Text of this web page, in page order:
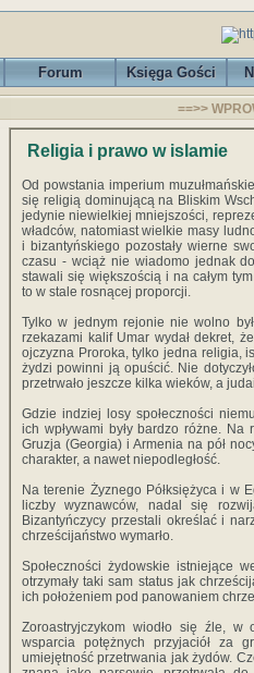
Forum Księga Gości
==>>
Religia i prawo w islamie
Od powstania imperium
się religią dominującą na Bliskim
jedynie niewielkiej mniejszości,
władców, natomiast wielkie masy
i bizantyńskiego pozostały wierne
czasu - wciąż nie wiadomo jednak
stawali się większością i na całym
to w stale rosnącej proporcji.
Tylko w jednym rejonie nie wolno
rzekazami kalif Umar wydał dekret,
ojczyzna Proroka, tylko jedna religia,
żydzi powinni ją opuścić. Nie
przetrwało jeszcze kilka wieków, a
Gdzie indziej losy społeczności
ich wpływami były bardzo różne.
Gruzja (Georgia) i Armenia na pół­
charakter, a nawet niepodległość.
Na terenie Żyznego Półksiężyca i w
liczby wyznawców, nadal się
Bizantyńczycy przestali określać i
chrześcijaństwo wymarło.
Społeczności żydowskie istniejące
otrzymały taki sam status jak
ich położeniem pod panowaniem
Zoroastryjczykom wiodło się źle,
wsparcia potężnych przyjaciół za
umiejętność przetrwania jak żydów.